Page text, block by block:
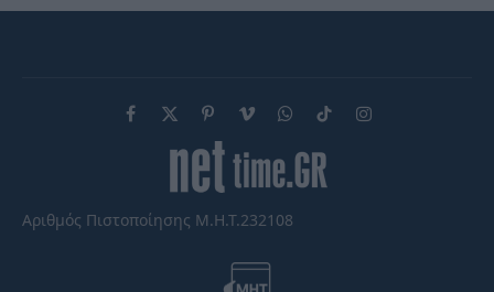
Facebook
X
(Twitter)
PinterestVimeoWhatsApp
TikTokInstagram
Αριθμός Πιστοποίησης Μ.Η.Τ.232108